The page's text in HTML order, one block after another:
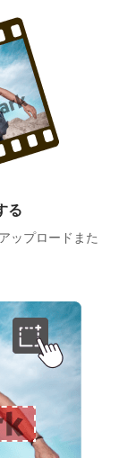
る
ップロードまた